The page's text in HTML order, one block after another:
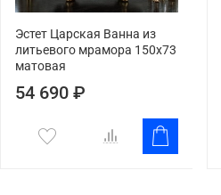
Эстет Царская Ванна из
литьевого мрамора 150x73
матовая
54 690 ₽